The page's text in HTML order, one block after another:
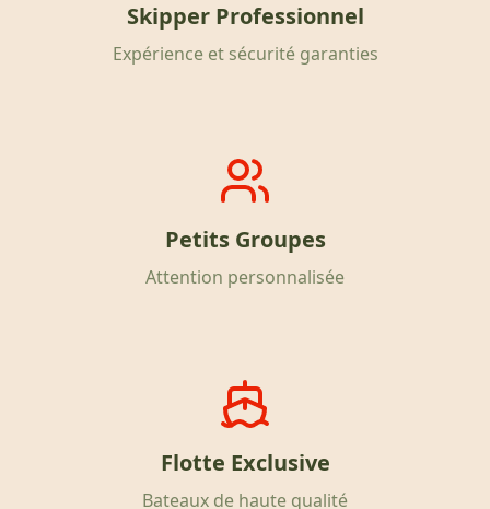
Skipper Professionnel
Expérience et sécurité garanties
Petits Groupes
Attention personnalisée
Flotte Exclusive
Bateaux de haute qualité